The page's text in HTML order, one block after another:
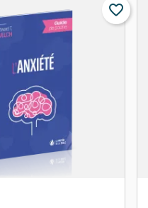
RAPIDE
favorite_border